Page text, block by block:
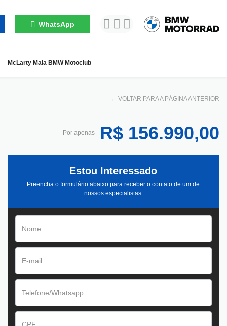
WhatsApp
McLarty Maia BMW Motoclub
← VOLTAR PARA A PÁGINA ANTERIOR
Por apenas R$ 156.990,00
Estou Interessado
Preencha o formulário abaixo para receber o contato de um de
nossos especialistas: